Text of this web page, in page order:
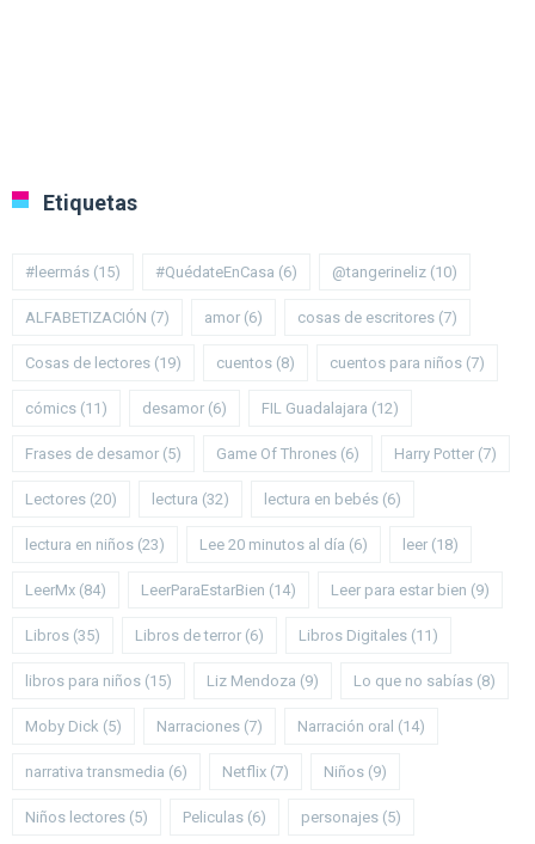
Etiquetas
#leermás (15) #QuédateEnCasa (6) @tangerineliz (10)
ALFABETIZACIÓN (7) amor (6) cosas de escritores (7)
Cosas de lectores (19) cuentos (8) cuentos para niños (7)
cómics (11) desamor (6) FIL Guadalajara (12)
Frases de desamor (5) Game Of Thrones (6) Harry Potter (7)
Lectores (20) lectura (32) lectura en bebés (6)
lectura en niños (23) Lee 20 minutos al día (6) leer (18)
LeerMx (84) LeerParaEstarBien (14) Leer para estar bien (9)
Libros (35) Libros de terror (6) Libros Digitales (11)
libros para niños (15) Liz Mendoza (9) Lo que no sabías (8)
Moby Dick (5) Narraciones (7) Narración oral (14)
narrativa transmedia (6) Netflix (7) Niños (9)
Niños lectores (5) Peliculas (6) personajes (5)